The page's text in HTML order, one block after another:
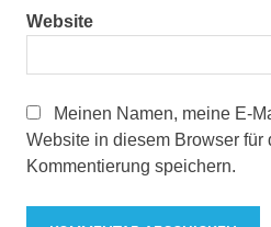
Website
Meinen Namen, meine E-
Website in diesem Browser für
Kommentierung speichern.